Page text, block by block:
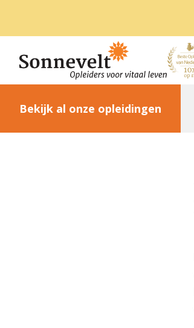
Bekijk al onze opleidingen